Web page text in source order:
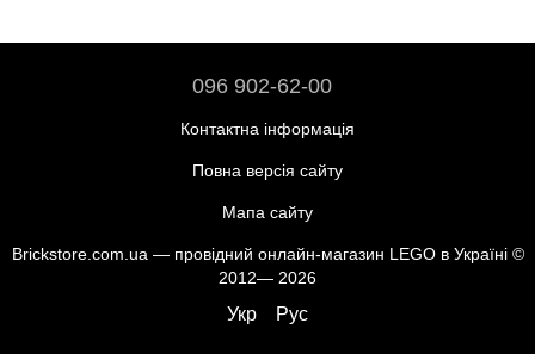
096 902-62-00
Контактна інформація
Повна версія сайту
Мапа сайту
Brickstore.com.ua — провідний онлайн-магазин LEGO в Україні ©
2012— 2026
Укр Рус